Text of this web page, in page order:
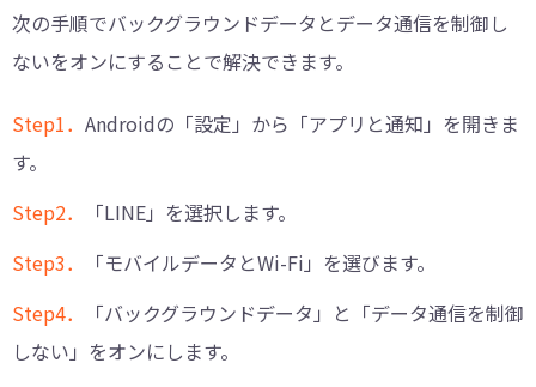
次の手順でバックグラウンドデータとデータ通信を制御し
ないをオンにすることで解決できます。
Step1． Androidの「設定」から「アプリと通知」を開きま
す。
Step2．
「LINE」を選択します。
Step3．
「モバイルデータとWi-Fi」を選びます。
Step4．
「バックグラウンドデータ」と「データ通信を制御
しない」をオンにします。